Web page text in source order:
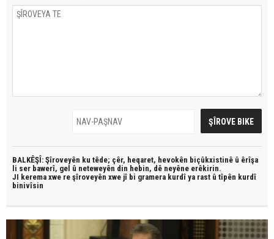
BALKÊŞÎ: Şîroveyên ku têde; çêr, heqaret, hevokên biçûkxistinê û êrîşa
li ser bawerî, gel û neteweyên din hebin, dê neyêne erêkirin.
JI kerema xwe re şîroveyên xwe jî bi gramera kurdî ya rast û tîpên kurdî
binivîsin